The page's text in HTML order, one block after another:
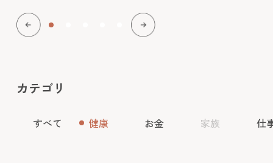
カテゴリ
すべて 健康 お金 家族 仕